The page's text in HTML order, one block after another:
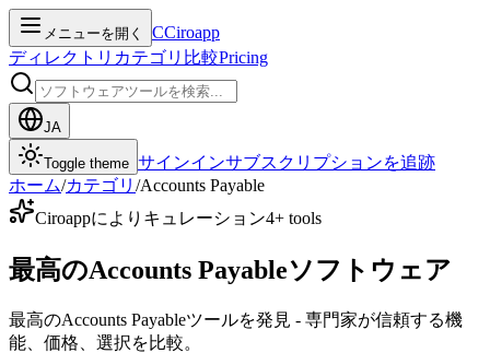
メニューを開く CCiroapp
ディレクトリ カテゴリ 比較Pricing
JA
Toggle theme サインインサブスクリプションを追跡
ホーム/カテゴリ /Accounts Payable
Ciroappによりキュレーション4+ tools
最高のAccounts Payableソフトウェア
最高のAccounts Payableツールを発見 - 専門家が信頼する機
能、価格、選択を比較。